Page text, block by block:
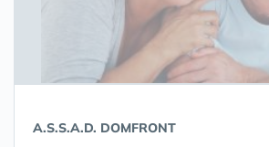
A.S.S.A.D. DOMFRONT